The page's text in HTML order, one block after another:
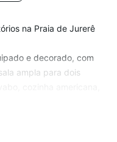
na Praia de Jurerê
e decorado, com
ampla para dois
parrila.
vinílico na área